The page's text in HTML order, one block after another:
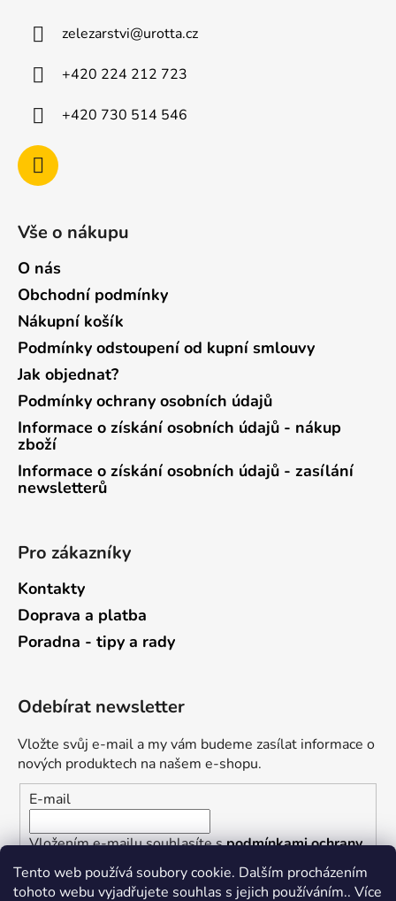
Tento web používá soubory cookie. Dalším procházením
tohoto webu vyjadřujete souhlas s jejich používáním.. Více
zelezarstvi@urotta.cz
+420 224 212 723
+420 730 514 546
Vše o nákupu
O nás
Obchodní podmínky
Nákupní košík
Podmínky odstoupení od kupní smlouvy
Jak objednat?
Podmínky ochrany osobních údajů
Informace o získání osobních údajů - nákup
zboží
Informace o získání osobních údajů - zasílání
newsletterů
Pro zákazníky
Kontakty
Doprava a platba
Poradna - tipy a rady
Odebírat newsletter
Vložte svůj e-mail a my vám budeme zasílat informace o
nových produktech na našem e-shopu.
E-mail
Vložením e-mailu souhlasíte spodmínkami ochrany
osobních údajů